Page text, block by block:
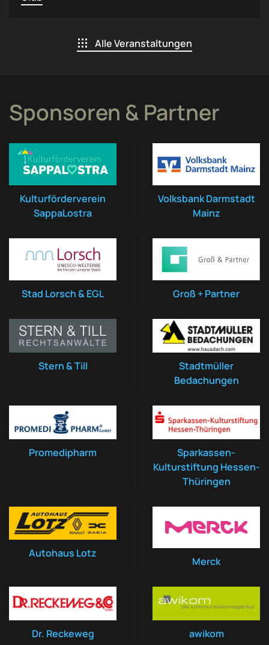
Alle Veranstaltungen
Sponsoren & Partner
Kulturförderverein
SappaLostra
Volksbank Darmstadt
Mainz
Stad Lorsch & EGL Groß + Partner
Stern & Till
Stadtmüller
Bedachungen
Promedipharm
Sparkassen-
Kulturstiftung Hessen-
Thüringen
Autohaus Lotz
Merck
Dr. Reckeweg awikom